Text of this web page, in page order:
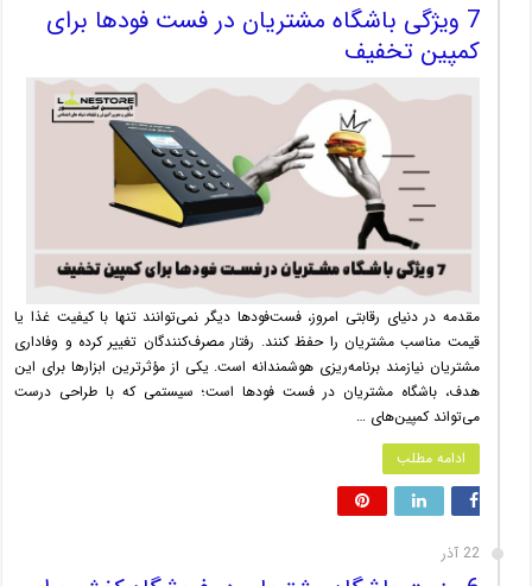
7 ویژگی باشگاه مشتریان در فست فودها برای
کمپین تخفیف
مقدمه در دنیای رقابتی امروز، فست‌فودها دیگر نمی‌توانند تنها با کیفیت غذا یا
قیمت مناسب مشتریان را حفظ کنند. رفتار مصرف‌کنندگان تغییر کرده و وفاداری
مشتریان نیازمند برنامه‌ریزی هوشمندانه است. یکی از مؤثرترین ابزارها برای این
هدف، باشگاه مشتریان در فست فودها است؛ سیستمی که با طراحی درست
می‌تواند کمپین‌های …
ادامه مطلب
22 آذر